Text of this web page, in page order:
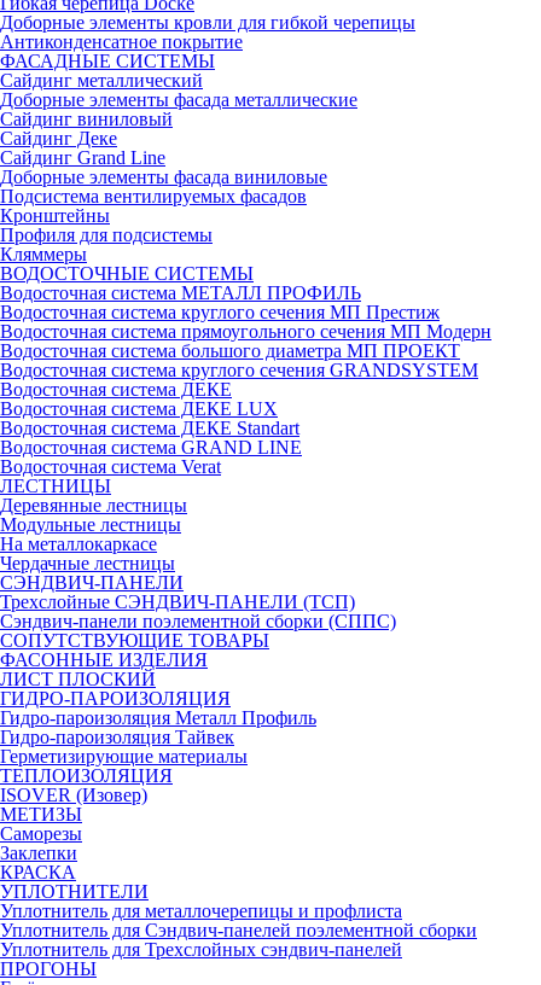
Доборные элементы кровли для гибкой черепицы
Антиконденсатное покрытие
ФАСАДНЫЕ СИСТЕМЫ
Сайдинг металлический
Доборные элементы фасада металлические
Сайдинг виниловый
Сайдинг Деке
Сайдинг Grand Line
Доборные элементы фасада виниловые
Подсистема вентилируемых фасадов
Кронштейны
Профиля для подсистемы
Кляммеры
ВОДОСТОЧНЫЕ СИСТЕМЫ
Водосточная система МЕТАЛЛ ПРОФИЛЬ
Водосточная система круглого сечения МП Престиж
Водосточная система прямоугольного сечения МП Модерн
Водосточная система большого диаметра МП ПРОЕКТ
Водосточная система круглого сечения GRANDSYSTEM
Водосточная система ДЕКЕ
Водосточная система ДЕКЕ LUX
Водосточная система ДЕКЕ Standart
Водосточная система GRAND LINE
Водосточная система Verat
ЛЕСТНИЦЫ
Деревянные лестницы
Модульные лестницы
На металлокаркасе
Чердачные лестницы
СЭНДВИЧ-ПАНЕЛИ
Трехслойные СЭНДВИЧ-ПАНЕЛИ (ТСП)
Сэндвич-панели поэлементной сборки (СППС)
СОПУТСТВУЮЩИЕ ТОВАРЫ
ФАСОННЫЕ ИЗДЕЛИЯ
ЛИСТ ПЛОСКИЙ
ГИДРО-ПАРОИЗОЛЯЦИЯ
Гидро-пароизоляция Металл Профиль
Гидро-пароизоляция Тайвек
Герметизирующие материалы
ТЕПЛОИЗОЛЯЦИЯ
ISOVER (Изовер)
МЕТИЗЫ
Саморезы
Заклепки
КРАСКА
УПЛОТНИТЕЛИ
Уплотнитель для металлочерепицы и профлиста
Уплотнитель для Сэндвич-панелей поэлементной сборки
Уплотнитель для Трехслойных сэндвич-панелей
ПРОГОНЫ